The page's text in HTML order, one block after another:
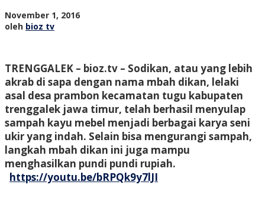
November 1, 2016oleh
oleh bioz tv
TRENGGALEK – bioz.tv – Sodikan, atau yang lebih
akrab di sapa dengan nama mbah dikan, lelaki
asal desa prambon kecamatan tugu kabupaten
trenggalek jawa timur, telah berhasil menyulap
sampah kayu mebel menjadi berbagai karya seni
ukir yang indah. Selain bisa mengurangi sampah,
langkah mbah dikan ini juga mampu
menghasilkan pundi pundi rupiah.
https://youtu.be/bRPQk9y7lJI